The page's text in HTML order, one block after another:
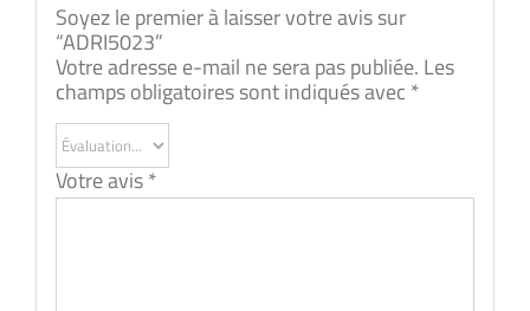
Soyez le premier à laisser votre avis sur
“ADRI5023”
Votre adresse e-mail ne sera pas publiée. Les
champs obligatoires sont indiqués avec *
Votre avis*